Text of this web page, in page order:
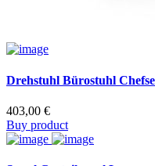
Drehstuhl Bürostuhl
403,00 €
Buy product